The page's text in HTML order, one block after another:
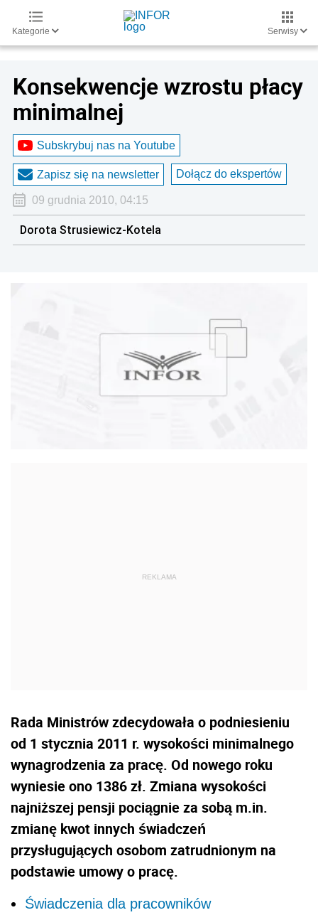
Kategorie Serwisy
Konsekwencje wzrostu płacy
minimalnej
Subskrybuj nas na Youtube
Zapisz się na newsletter Dołącz do ekspertów
09 grudnia 2010, 04:15
Dorota Strusiewicz-Kotela
Rada Ministrów zdecydowała o podniesieniu
od 1 stycznia 2011 r. wysokości minimalnego
wynagrodzenia za pracę. Od nowego roku
wyniesie ono 1386 zł. Zmiana wysokości
najniższej pensji pociągnie za sobą m.in.
zmianę kwot innych świadczeń
przysługujących osobom zatrudnionym na
podstawie umowy o pracę.
Świadczenia dla pracowników